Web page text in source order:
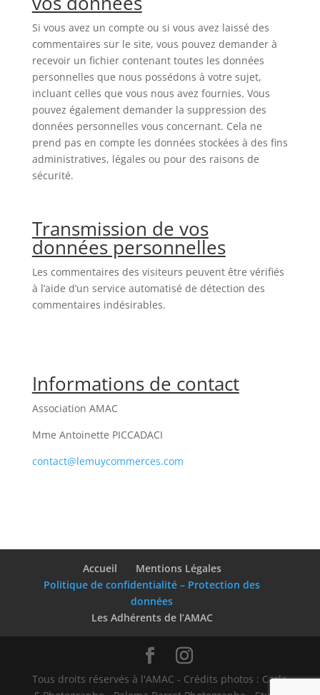
Si vous avez un compte ou si vous avez laissé des
commentaires sur le site, vous pouvez demander à
recevoir un fichier contenant toutes les données
personnelles que nous possédons à votre sujet,
incluant celles que vous nous avez fournies. Vous
pouvez également demander la suppression des
données personnelles vous concernant. Cela ne
prend pas en compte les données stockées à des fins
administratives, légales ou pour des raisons de
sécurité.
Transmission de vos
données personnelles
Les commentaires des visiteurs peuvent être vérifiés
à l’aide d’un service automatisé de détection des
commentaires indésirables.
Informations de contact
Association AMAC
Mme Antoinette PICCADACI
contact@lemuycommerces.com
Accueil
Mentions Légales
Politique de confidentialité – Protection des
données
Les Adhérents de l’AMAC
Tous droits réservés à l'AMAC - Crédits photos : Carla